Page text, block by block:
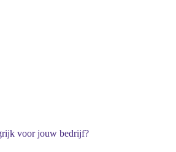
voor jouw bedrijf?